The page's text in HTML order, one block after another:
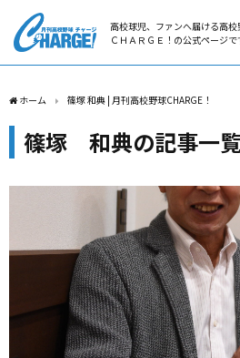
高校球児、ファンへ届ける高
ＣＨＡＲＧＥ！の公式ページで
ホーム 篠塚 和典 | 月刊高校野球CHARGE！
篠塚 和典の記事一